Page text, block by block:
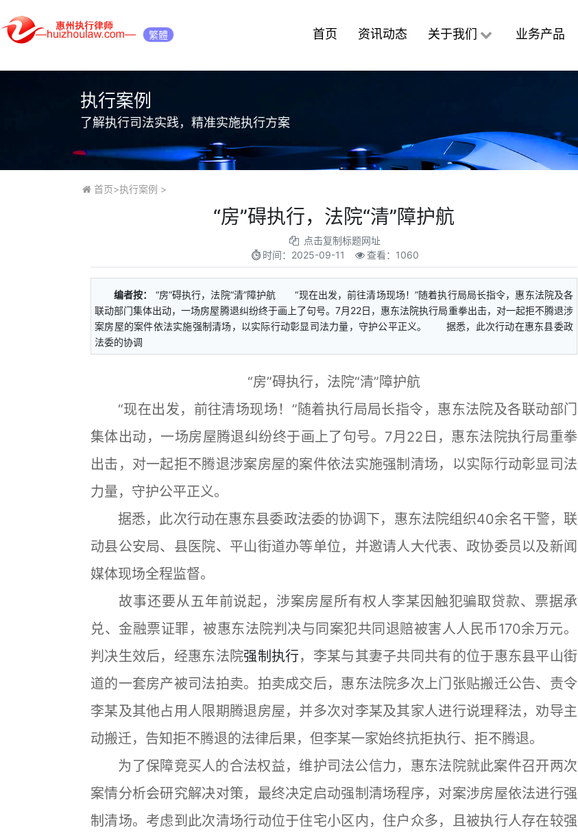
繁體 首页 资讯动态 关于我们 业务产品
执行案例
了解执行司法实践，精准实施执行方案
首页>执行案例 >
“房”碍执行，法院“清”障护航
点击复制标题网址
时间： 2025-09-11 查看：1060
编者按：
“房”碍执行，法院“清”障护航 “现在出发，前往清场现场！”随着执行局局长指令，惠东法院及各
联动部门集体出动，一场房屋腾退纠纷终于画上了句号。7月22日，惠东法院执行局重拳出击，对一起拒不腾退涉
案房屋的案件依法实施强制清场，以实际行动彰显司法力量，守护公平正义。 据悉，此次行动在惠东县委政
法委的协调
“房”碍执行，法院“清”障护航
“现在出发，前往清场现场！”随着执行局局长指令，惠东法院及各联动部门
集体出动，一场房屋腾退纠纷终于画上了句号。7月22日，惠东法院执行局重拳
出击，对一起拒不腾退涉案房屋的案件依法实施强制清场，以实际行动彰显司法
力量，守护公平正义。
据悉，此次行动在惠东县委政法委的协调下，惠东法院组织40余名干警，联
动县公安局、县医院、平山街道办等单位，并邀请人大代表、政协委员以及新闻
媒体现场全程监督。
故事还要从五年前说起，涉案房屋所有权人李某因触犯骗取贷款、票据承
兑、金融票证罪，被惠东法院判决与同案犯共同退赔被害人人民币170余万元。
判决生效后，经惠东法院强制执行，李某与其妻子共同共有的位于惠东县平山街
道的一套房产被司法拍卖。拍卖成交后，惠东法院多次上门张贴搬迁公告、责令
李某及其他占用人限期腾退房屋，并多次对李某及其家人进行说理释法，劝导主
动搬迁，告知拒不腾退的法律后果，但李某一家始终抗拒执行、拒不腾退。
为了保障竞买人的合法权益，维护司法公信力，惠东法院就此案件召开两次
案情分析会研究解决对策，最终决定启动强制清场程序，对案涉房屋依法进行强
制清场。考虑到此次清场行动位于住宅小区内，住户众多，且被执行人存在较强